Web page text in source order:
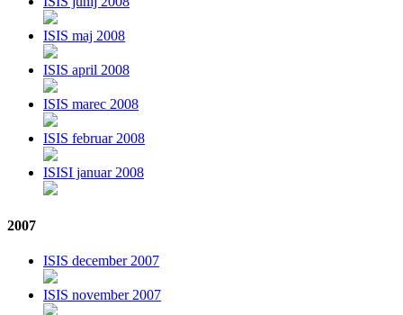
ISIS maj 2008
ISIS april 2008
ISIS marec 2008
ISIS februar 2008
ISISI januar 2008
2007
ISIS december 2007
ISIS november 2007